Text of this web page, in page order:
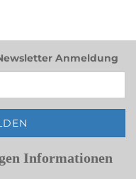
Anmeldung
Informationen